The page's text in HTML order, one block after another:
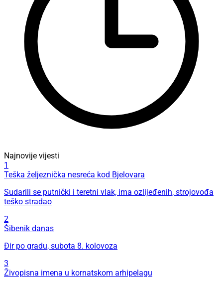
Najnovije vijesti
1
Teška željeznička nesreća kod Bjelovara
Sudarili se putnički i teretni vlak, ima ozlijeđenih, strojovođa
teško stradao
2
Šibenik danas
Đir po gradu, subota 8. kolovoza
3
Živopisna imena u kornatskom arhipelagu